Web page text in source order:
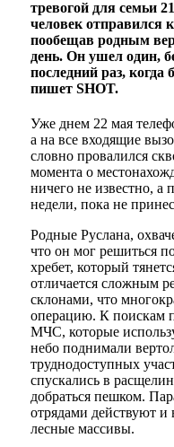
тревогой для семьи
человек отправился
пообещав родным
день. Он ушел один,
последний раз,
пишет SHOT.
Уже днем 22 мая
а на все входящие
словно провалился
момента о
ничего не известно, а
недели, пока не
Родные Руслана,
что он мог решиться
хребет, который
отличается сложным
склонами, что
операцию. К поискам
МЧС, которые
небо поднимали
труднодоступных
спускались в
добраться пешком.
отрядами действуют
лесные массивы.